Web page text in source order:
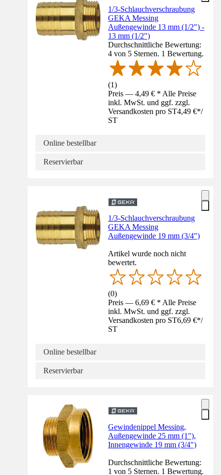
1/3-Schlauchverschraubung
GEKA Messing
Außengewinde 13 mm (1/2") -
13 mm (1/2")
Durchschnittliche Bewertung:
4 von 5 Sternen. 1 Bewertung.
(1)
Preis — 4,49 € * Alle Preise
inkl. MwSt. und ggf. zzgl.
Versandkosten pro ST4,49 €*/
ST
Online bestellbar
Reservierbar
1/3-Schlauchverschraubung
GEKA Messing
Außengewinde 19 mm (3/4")
Artikel wurde noch nicht
bewertet.
(0)
Preis — 6,69 € * Alle Preise
inkl. MwSt. und ggf. zzgl.
Versandkosten pro ST6,69 €*/
ST
Online bestellbar
Reservierbar
Gewindenippel Messing,
Außengewinde 25 mm (1"),
Innengewinde 19 mm (3/4")
Durchschnittliche Bewertung:
1 von 5 Sternen. 1 Bewertung.